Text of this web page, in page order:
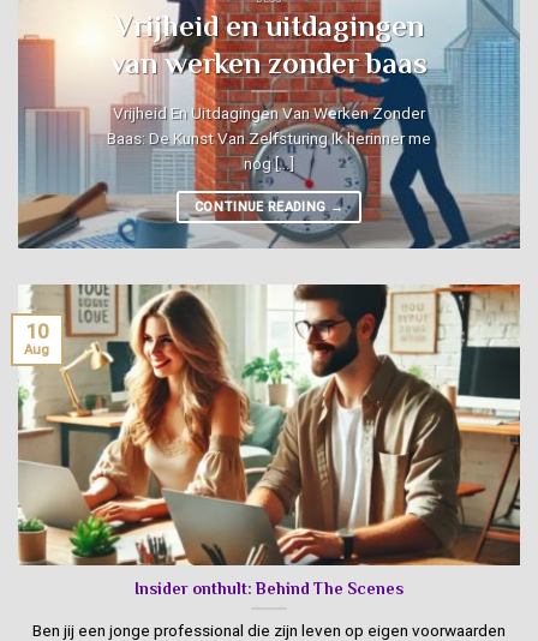
Vrijheid en uitdagingen
van werken zonder baas
Vrijheid En Uitdagingen Van Werken Zonder
Baas: De Kunst Van Zelfsturing Ik herinner me
nog [...]
CONTINUE READING →
Insider onthult: Behind The Scenes
Ben jij een jonge professional die zijn leven op eigen voorwaarden
10
Aug